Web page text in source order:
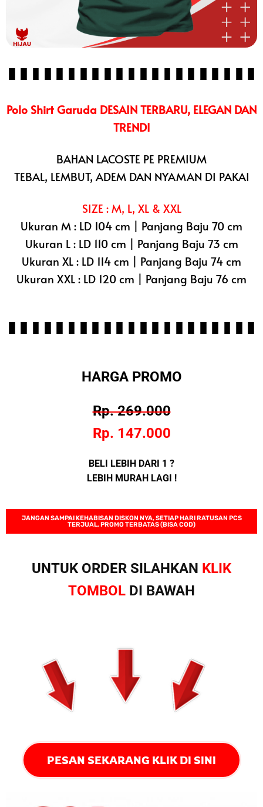
Polo Shirt Garuda DESAIN TERBARU, ELEGAN DAN
TRENDI
BAHAN LACOSTE PE PREMIUM
TEBAL, LEMBUT, ADEM DAN NYAMAN DI PAKAI
SIZE : M, L, XL & XXL
Ukuran M : LD 104 cm | Panjang Baju 70 cm
Ukuran L : LD 110 cm | Panjang Baju 73 cm
Ukuran XL : LD 114 cm | Panjang Baju 74 cm
Ukuran XXL : LD 120 cm | Panjang Baju 76 cm
HARGA PROMO
Rp. 269.000
Rp. 147.000
BELI LEBIH DARI 1 ?
LEBIH MURAH LAGI !
JANGAN SAMPAI KEHABISAN DISKON NYA, SETIAP HARI RATUSAN PCS
TERJUAL, PROMO TERBATAS (BISA COD)
UNTUK ORDER SILAHKAN KLIK
TOMBOL DI BAWAH
PESAN SEKARANG KLIK DI SINI